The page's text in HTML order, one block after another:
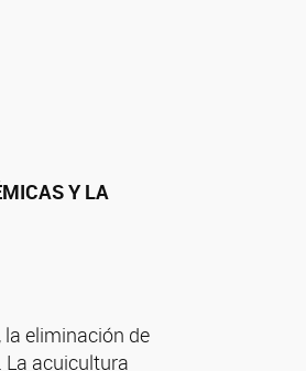
Y LA
eliminación de
La acuicultura